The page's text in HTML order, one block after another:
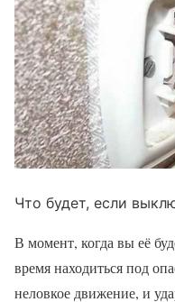
Что будет, если
В момент, когда вы её
время находиться под
неловкое движение, и